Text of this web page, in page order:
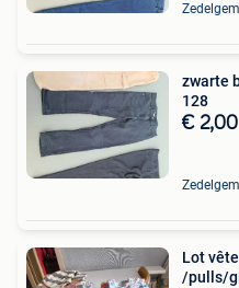
Zedelgem
zwarte
128
€ 2,00
Zedelgem
Lot
/pulls/